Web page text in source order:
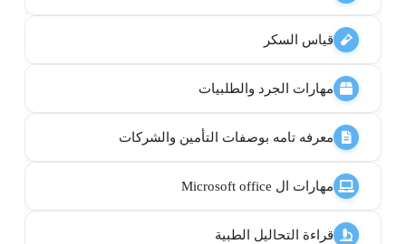
قياس السكر
مهارات الجرد والطلبيات
معرفه تامه بوصفات التأمين والشركات
مهارات ال Microsoft office
قراءة التحاليل الطبية